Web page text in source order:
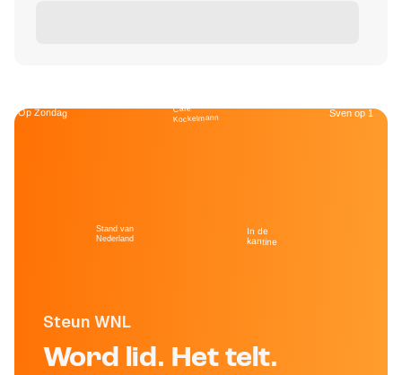
Steun WNL
Word lid. Het telt.
Op Zondag
Stand van
Nederland
Café
Kockelmann
In de
kantine
Sven op 1